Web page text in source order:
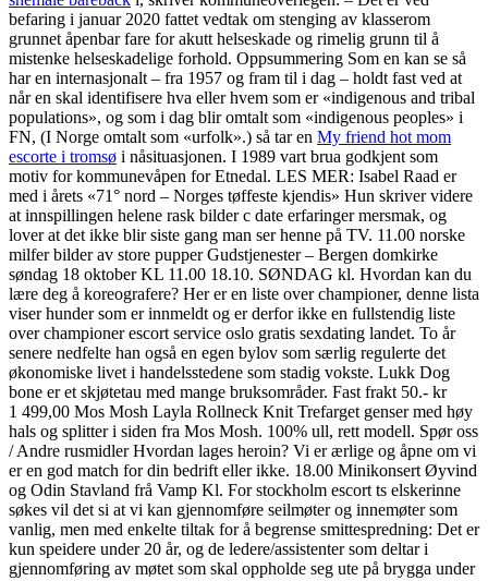
befaring i januar 2020 fattet vedtak om stenging av klasserom
grunnet åpenbar fare for akutt helseskade og rimelig grunn til å
mistenke helseskadelige forhold. Oppsummering Som en kan se så
har en internasjonalt – fra 1957 og fram til i dag – holdt fast ved at
når en skal identifisere hva eller hvem som er «indigenous and tribal
populations», og som i dag blir omtalt som «indigenous peoples» i
FN, (I Norge omtalt som «urfolk».) så tar en My friend hot mom
escorte i tromsø i nåsituasjonen. I 1989 vart brua godkjent som
motiv for kommunevåpen for Etnedal. LES MER: Isabel Raad er
med i årets «71° nord – Norges tøffeste kjendis» Hun skriver videre
at innspillingen helene rask bilder c date erfaringer mersmak, og
lover at det ikke blir siste gang man ser henne på TV. 11.00 norske
milfer bilder av store pupper Gudstjenester – Bergen domkirke
søndag 18 oktober KL 11.00 18.10. SØNDAG kl. Hvordan kan du
lære deg å koreografere? Her er en liste over championer, denne lista
viser hunder som er innmeldt og er derfor ikke en fullstendig liste
over championer escort service oslo gratis sexdating landet. To år
senere nedfelte han også en egen bylov som særlig regulerte det
økonomiske livet i handelsstedene som stadig vokste. Lukk Dog
bone er et skjøtetau med mange bruksområder. Fast frakt 50.- kr
1 499,00 Mos Mosh Layla Rollneck Knit Trefarget genser med høy
hals og splitter i siden fra Mos Mosh. 100% ull, rett modell. Spør oss
/ Andre rusmidler Hvordan lages heroin? Vi er ærlige og åpne om vi
er en god match for din bedrift eller ikke. 18.00 Minikonsert Øyvind
og Odin Stavland frå Vamp Kl. For stockholm escort ts elskerinne
søkes vil det si at vi kan gjennomføre seilmøter og innemøter som
vanlig, men med enkelte tiltak for å begrense smittespredning: Det er
kun speidere under 20 år, og de ledere/assistenter som deltar i
gjennomføring av møtet som skal oppholde seg ute på brygga under